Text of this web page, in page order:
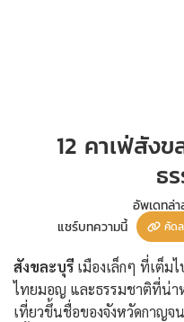
12 คาเฟ่สัง
ธ
อัพเดทล่
แชร์บทความนี้
คัด
สังขละบุรี เมืองเล็กๆ ที่เต็ม
ไทยมอญ และธรรมชาติที่น่า
เที่ยวขึ้นชื่อของจังหวัดกาญจ